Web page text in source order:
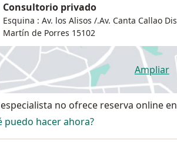
Consultorio privado
Esquina : Av. los Alisos /.Av. Canta Callao
Martín de Porres 15102
Ampliar
se
especialista no ofrece reserva online
puedo hacer ahora?